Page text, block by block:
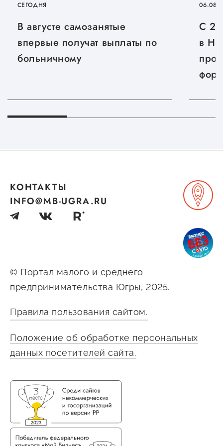
Госзакупки для малого
бизнеса
Каталог югорских франшиз
Инвестору
Новости УФНС
Каталог грантов
АвтоУСН
Иностранным гражданам
О фонде
Общая информация
Органы управления и надзора
Документы
Контакты
СЕГОДНЯ
В августе самозанятые
впервые получат выплаты по
больничному
С 27
в
© Портал малого и среднего
предпринимательства Югры, 2025.
Правила пользования сайтом.
Положение об обработке персональных
данных посетителей сайта.
КОНТАКТЫ
INFO@MB-UGRA.RU